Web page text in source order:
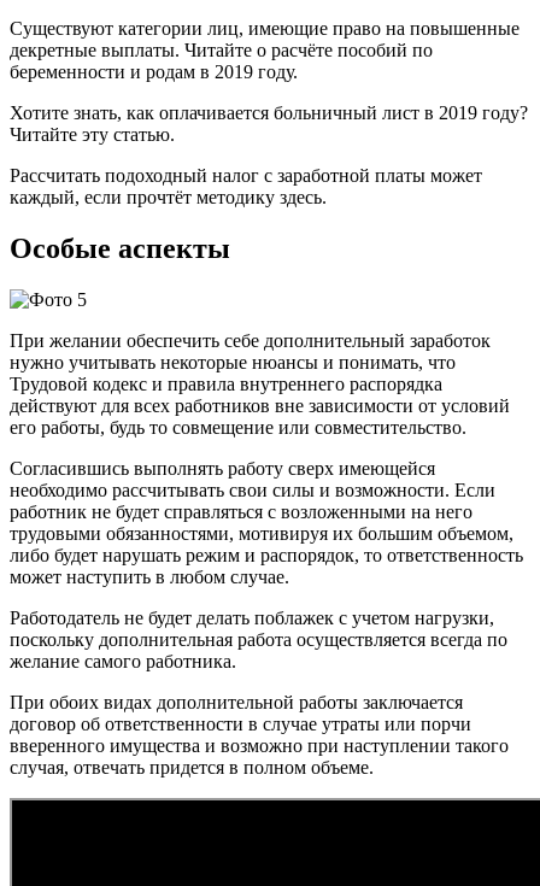
Существуют категории лиц, имеющие право на повышенные
декретные выплаты. Читайте о расчёте пособий по
беременности и родам в 2019 году.
Хотите знать, как оплачивается больничный лист в 2019 году?
Читайте эту статью.
Рассчитать подоходный налог с заработной платы может
каждый, если прочтёт методику здесь.
Особые аспекты
При желании обеспечить себе дополнительный заработок
нужно учитывать некоторые нюансы и понимать, что
Трудовой кодекс и правила внутреннего распорядка
действуют для всех работников вне зависимости от условий
его работы, будь то совмещение или совместительство.
Согласившись выполнять работу сверх имеющейся
необходимо рассчитывать свои силы и возможности. Если
работник не будет справляться с возложенными на него
трудовыми обязанностями, мотивируя их большим объемом,
либо будет нарушать режим и распорядок, то ответственность
может наступить в любом случае.
Работодатель не будет делать поблажек с учетом нагрузки,
поскольку дополнительная работа осуществляется всегда по
желание самого работника.
При обоих видах дополнительной работы заключается
договор об ответственности в случае утраты или порчи
вверенного имущества и возможно при наступлении такого
случая, отвечать придется в полном объеме.